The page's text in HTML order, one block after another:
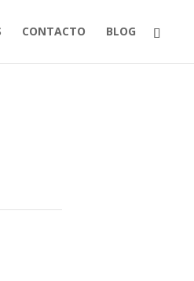
CONTACTO BLOG